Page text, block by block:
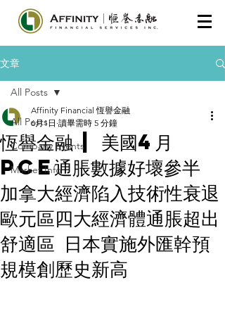
文章
All Posts
Company Events
Market Info
All Posts
恆譽金融 | 美國4月
PCE通脹數據好壞參半
加拿大經濟陷入技術性衰退
歐元區四大經濟體通脹超出
舒適區 日本實施外匯幹預
規模創歷史新高
Affinity Financial 恆譽金融
6月1日 讀畢需時 5 分鐘